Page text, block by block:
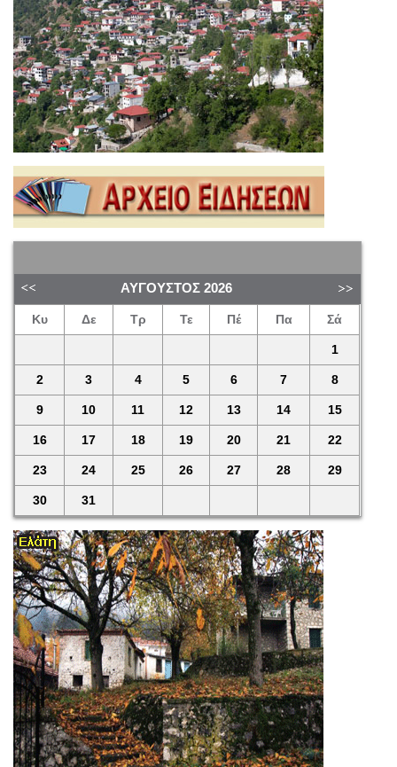
ΑΎΓΟΥΣΤΟΣ 2026
Κυ Δε Τρ Τε Πέ Πα Σά
1
2 3 4 5 6 7 8
9 10 11 12 13 14 15
16 17 18 19 20 21 22
23 24 25 26 27 28 29
30 31